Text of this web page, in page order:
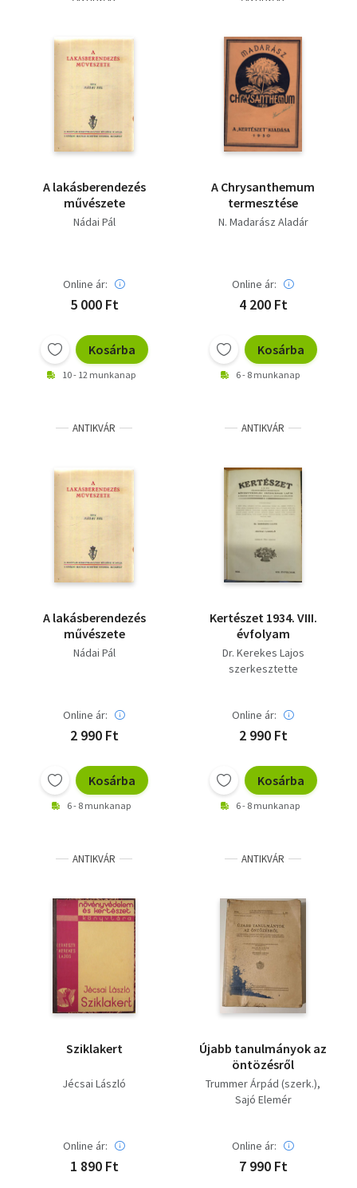
A lakásberendezés
művészete
Nádai Pál
Online ár:
5 000 Ft
Kosárba
10 - 12 munkanap
A Chrysanthemum
termesztése
N. Madarász Aladár
Online ár:
4 200 Ft
Kosárba
6 - 8 munkanap
ANTIKVÁR
A lakásberendezés
művészete
Nádai Pál
Online ár:
2 990 Ft
Kosárba
6 - 8 munkanap
ANTIKVÁR
Kertészet 1934. VIII.
évfolyam
Dr. Kerekes Lajos
szerkesztette
Online ár:
2 990 Ft
Kosárba
6 - 8 munkanap
ANTIKVÁR
Sziklakert
Jécsai László
Online ár:
1 890 Ft
ANTIKVÁR
Újabb tanulmányok az
öntözésről
Trummer Árpád (szerk.)
Sajó Elemér
Online ár:
7 990 Ft